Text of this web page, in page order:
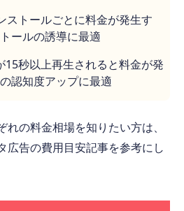
ストールごとに料金が発生す
ールの誘導に最適
15秒以上再生されると料金が発
認知度アップに最適
の料金相場を知りたい方は、
広告の費用目安記事を参考にし